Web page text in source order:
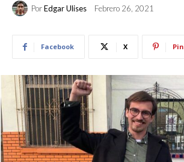
PorEdgar Ulises Febrero 26, 2021
Facebook X